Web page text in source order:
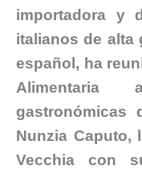
importadora y
italianos de alta
español, ha
Alimentaria
gastronómicas
Nunzia Caputo,
Vecchia con